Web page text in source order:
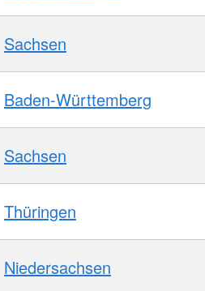
Sachsen
Baden-Württemberg
Sachsen
Thüringen
Niedersachsen